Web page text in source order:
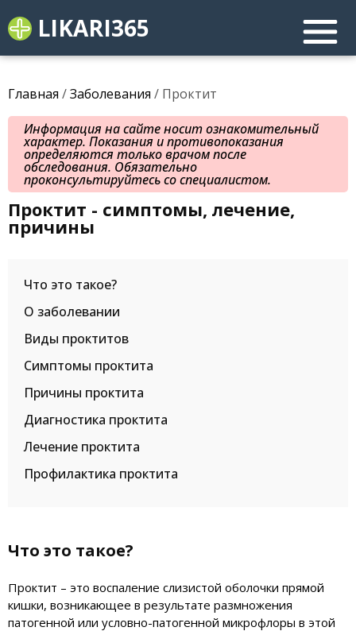
LIKARI365
Главная /Заболевания / Проктит
Информация на сайте носит ознакомительный
характер. Показания и противопоказания
определяются только врачом после
обследования. Обязательно
проконсультируйтесь со специалистом.
Проктит - симптомы, лечение,
причины
Что это такое?
О заболевании
Виды проктитов
Симптомы проктита
Причины проктита
Диагностика проктита
Лечение проктита
Профилактика проктита
Что это такое?
Проктит – это воспаление слизистой оболочки прямой
кишки, возникающее в результате размножения
патогенной или условно-патогенной микрофлоры в этой